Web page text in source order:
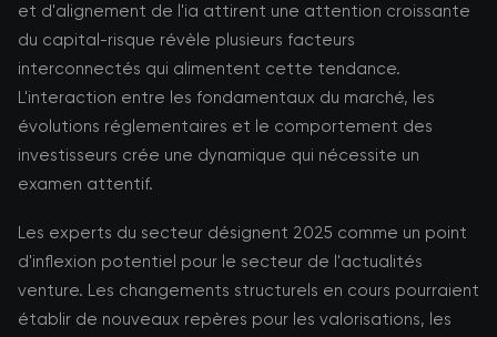
et d'alignement de l'ia attirent une attention croissante
du capital-risque révèle plusieurs facteurs
interconnectés qui alimentent cette tendance.
L'interaction entre les fondamentaux du marché, les
évolutions réglementaires et le comportement des
investisseurs crée une dynamique qui nécessite un
examen attentif.
Les experts du secteur désignent 2025 comme un point
d'inflexion potentiel pour le secteur de l'actualités
venture. Les changements structurels en cours pourraient
établir de nouveaux repères pour les valorisations, les